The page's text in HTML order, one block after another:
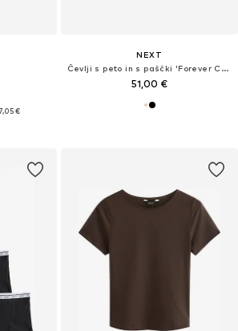
€
NEXT
Čevlji s peto in s paščki 'Forever Comfort'
51,00 €